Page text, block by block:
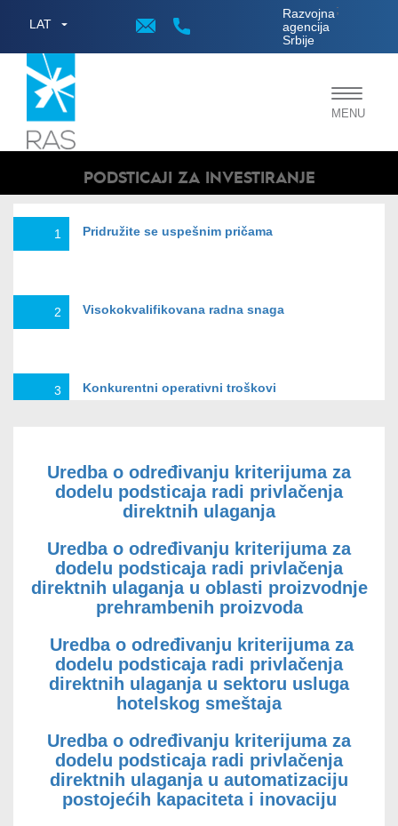
LAT
Razvojna
agencija
Srbije
;
Toggle
MENU
PODSTICAJI ZA INVESTIRANJE
1 Pridružite se uspešnim pričama
2 Visokokvalifikovana radna snaga
3 Konkurentni operativni troškovi
4
Slobodan pristup tržištu od 2,4 milijarde
potrošača
5 Slobodne zone
Optimalni geografski položaj
8 Baza investicionih lokacija
Uredba o određivanju kriterijuma za
dodelu podsticaja radi privlačenja
direktnih ulaganja
Uredba o određivanju kriterijuma za
dodelu podsticaja radi privlačenja
direktnih ulaganja u oblasti proizvodnje
prehrambenih proizvoda
Uredba o određivanju kriterijuma za
dodelu podsticaja radi privlačenja
direktnih ulaganja u sektoru usluga
hotelskog smeštaja
Uredba o određivanju kriterijuma za
dodelu podsticaja radi privlačenja
direktnih ulaganja u automatizaciju
postojećih kapaciteta i inovaciju